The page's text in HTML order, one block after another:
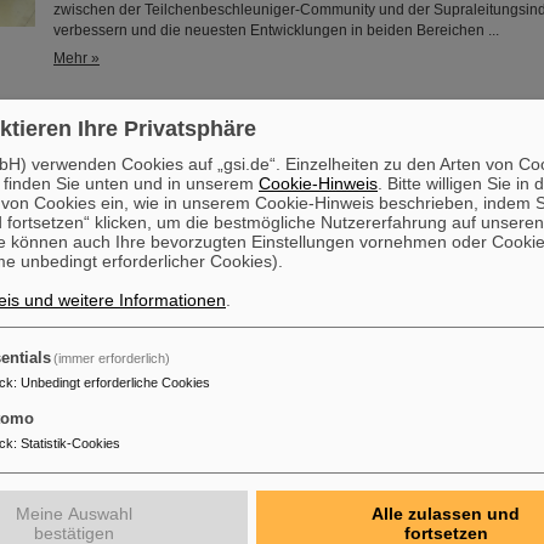
zwischen der Teilchenbeschleuniger-Community und der
verbessern und die neuesten Entwicklungen in beiden Bereichen ...
Mehr »
Forschungsgebäude: Architektenpreis für Neubau am
gekrönt worden: Das Büro „Osterwold°Schmidt EXP!ANDER Architekten“
den im vergangenen Winter eröffneten Neubau mit dem „best architects
ausgezeichnet worden. Der „best architects award“ zählt zu den
Architekturauszeichnungen europaweit und gilt als Gütesiegel für
architektonische Leistung.
neuartige Atomuhr: Röntgenlaser weist Weg zu besserer
Generation von Atomuhren gelungen. Am europäischen Röntgenlaser
die Forschenden auf Basis des Elements Scandium einen wesentlich
erzeugt, der eine Genauigkeit von einer Sekunde in 300 Milliarden
rund tausendmal präziser als die Standard-Atomuhr auf Cäsium-Basis.
Mehr »
Ihre Privatsphäre
verwenden Cookies auf „gsi.de“. Einzelheiten zu den Arten von
Sie unten und in unserem Cookie-Hinweis . Bitte willigen Sie in
Cookies ein, wie in unserem Cookie-Hinweis beschrieben, indem
fortsetzen“ klicken, um die bestmögliche Nutzererfahrung auf
können auch Ihre bevorzugten Einstellungen vornehmen oder
unbedingt erforderlicher Cookies).
und weitere Informationen
(immer erforderlich)
: Unbedingt erforderliche Cookies
: Statistik-Cookies
Meine Auswahl
bestätigen
Alle zulassen und
fortsetzen